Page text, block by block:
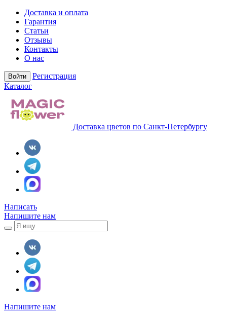
Доставка и оплата
Гарантия
Статьи
Отзывы
Контакты
О нас
Войти
Регистрация
Каталог
Доставка цветов по Санкт-Петербургу
Написать
Напишите нам
Напишите нам